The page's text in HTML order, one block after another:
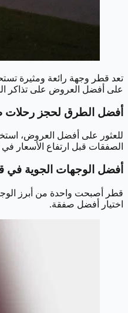
تعد قطر وجهة رائعة ومثيرة
على أفضل العروض على تذاكر
أفضل الطرق لحجز رحلات
الصفقات قبل ارتفاع الأسعار في عام
أفضل الوجهات الجوية في
قطر أصبحت واحدة من أبرز
اختيار أفضل صفقة.